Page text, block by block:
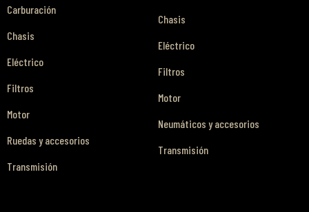
Carburación
Chasis
Eléctrico
Filtros
Motor
Ruedas y accesorios
Transmisión
Chasis
Eléctrico
Filtros
Motor
Neumáticos y accesorios
Transmisión